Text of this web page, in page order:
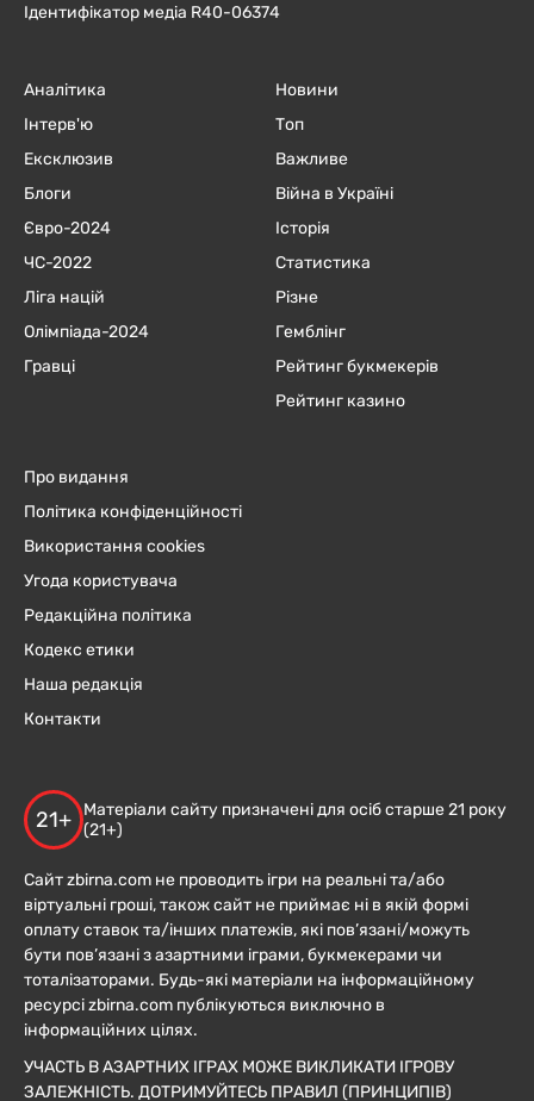
Ідентифікатор медіа R40-06374
Аналітика
Інтерв'ю
Ексклюзив
Блоги
Євро-2024
ЧC-2022
Ліга націй
Олімпіада-2024
Гравці
Новини
Топ
Важливе
Війна в Україні
Історія
Статистика
Різне
Гемблінг
Рейтинг букмекерів
Рейтинг казино
Про видання
Політика конфіденційності
Використання cookies
Угода користувача
Редакційна політика
Кодекс етики
Наша редакція
Контакти
21+
Матеріали сайту призначені для осіб старше 21 року
(21+)
Сайт zbirna.com не проводить ігри на реальні та/або
віртуальні гроші, також сайт не приймає ні в якій формі
оплату ставок та/інших платежів, які пов’язані/можуть
бути пов’язані з азартними іграми, букмекерами чи
тоталізаторами. Будь-які матеріали на інформаційному
ресурсі zbirna.com публікуються виключно в
інформаційних цілях.
УЧАСТЬ В АЗАРТНИХ ІГРАХ МОЖЕ ВИКЛИКАТИ ІГРОВУ
ЗАЛЕЖНІСТЬ. ДОТРИМУЙТЕСЬ ПРАВИЛ (ПРИНЦИПІВ)